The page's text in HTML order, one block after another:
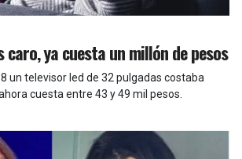
caro, ya cuesta un millón de pesos
un televisor led de 32 pulgadas costaba
cuesta entre 43 y 49 mil pesos.